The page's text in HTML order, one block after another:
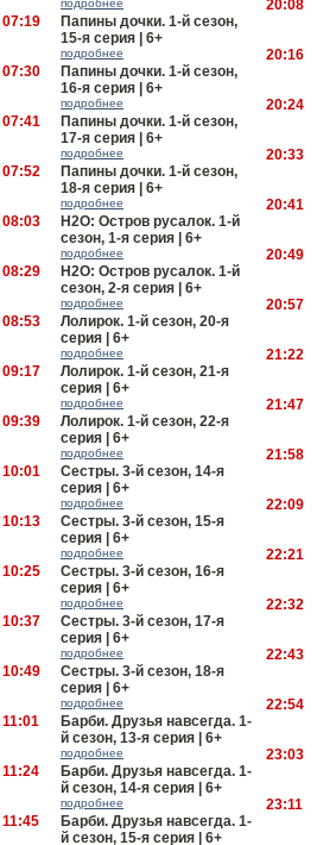
подробнее
07:19
Папины дочки. 1-й сезон,
15-я серия | 6+
подробнее
07:30
Папины дочки. 1-й сезон,
16-я серия | 6+
подробнее
07:41
Папины дочки. 1-й сезон,
17-я серия | 6+
подробнее
07:52
Папины дочки. 1-й сезон,
18-я серия | 6+
подробнее
08:03
H2O: Остров русалок. 1-й
сезон, 1-я серия | 6+
подробнее
08:29
H2O: Остров русалок. 1-й
сезон, 2-я серия | 6+
подробнее
08:53
Лолирок. 1-й сезон, 20-я
серия | 6+
подробнее
09:17
Лолирок. 1-й сезон, 21-я
серия | 6+
подробнее
09:39
Лолирок. 1-й сезон, 22-я
серия | 6+
подробнее
10:01
Сестры. 3-й сезон, 14-я
серия | 6+
подробнее
10:13
Сестры. 3-й сезон, 15-я
серия | 6+
подробнее
10:25
Сестры. 3-й сезон, 16-я
серия | 6+
подробнее
10:37
Сестры. 3-й сезон, 17-я
серия | 6+
подробнее
10:49
Сестры. 3-й сезон, 18-я
серия | 6+
подробнее
11:01
Барби. Друзья навсегда. 1-
й сезон, 13-я серия | 6+
подробнее
11:24
Барби. Друзья навсегда. 1-
й сезон, 14-я серия | 6+
подробнее
11:45
Барби. Друзья навсегда. 1-
й сезон, 15-я серия | 6+
20:08
20:16
20:24
20:33
20:41
20:49
20:57
21:22
21:47
21:58
22:09
22:21
22:32
22:43
22:54
23:03
23:11